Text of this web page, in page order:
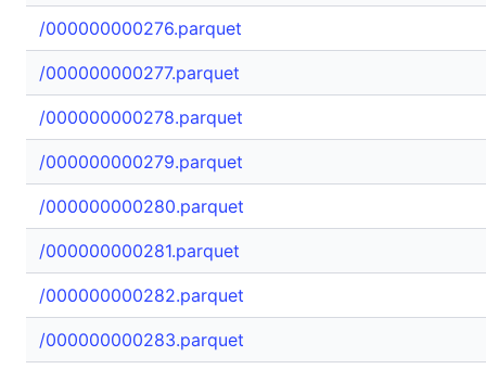
/000000000276.parquet
/000000000277.parquet
/000000000278.parquet
/000000000279.parquet
/000000000280.parquet
/000000000281.parquet
/000000000282.parquet
/000000000283.parquet